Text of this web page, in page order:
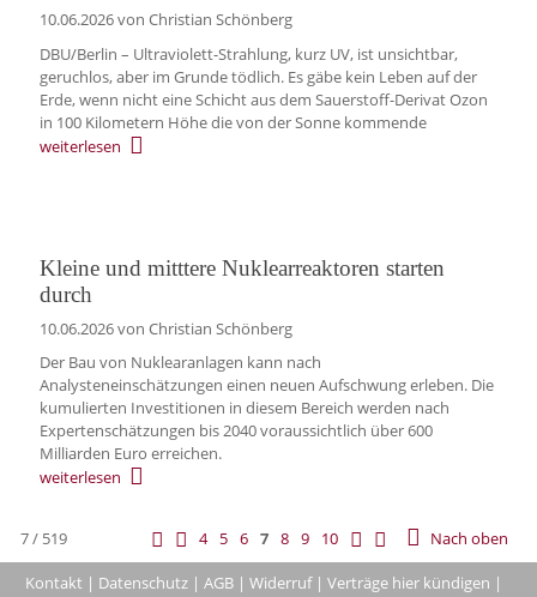
10.06.2026von Christian Schönberg
DBU/Berlin – Ultraviolett-Strahlung, kurz UV, ist unsichtbar,
geruchlos, aber im Grunde tödlich. Es gäbe kein Leben auf der
Erde, wenn nicht eine Schicht aus dem Sauerstoff-Derivat Ozon
in 100 Kilometern Höhe die von der Sonne kommende
weiterlesen
Kleine und mitttere Nuklearreaktoren starten
durch
10.06.2026von Christian Schönberg
Der Bau von Nuklearanlagen kann nach
Analysteneinschätzungen einen neuen Aufschwung erleben. Die
kumulierten Investitionen in diesem Bereich werden nach
Expertenschätzungen bis 2040 voraussichtlich über 600
Milliarden Euro erreichen.
weiterlesen
7 / 519 4 5 6 7 8 9 10 Nach oben
Kontakt | Datenschutz | AGB | Widerruf| Verträge hier kündigen |